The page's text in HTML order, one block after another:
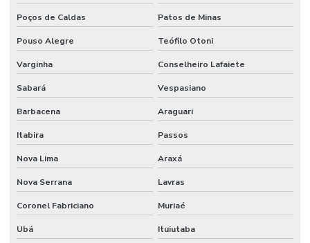
Poços de Caldas Patos de Minas
Pouso Alegre Teófilo Otoni
Varginha Conselheiro Lafaiete
Sabará Vespasiano
Barbacena Araguari
Itabira Passos
Nova Lima Araxá
Nova Serrana Lavras
Coronel Fabriciano Muriaé
Ubá Ituiutaba